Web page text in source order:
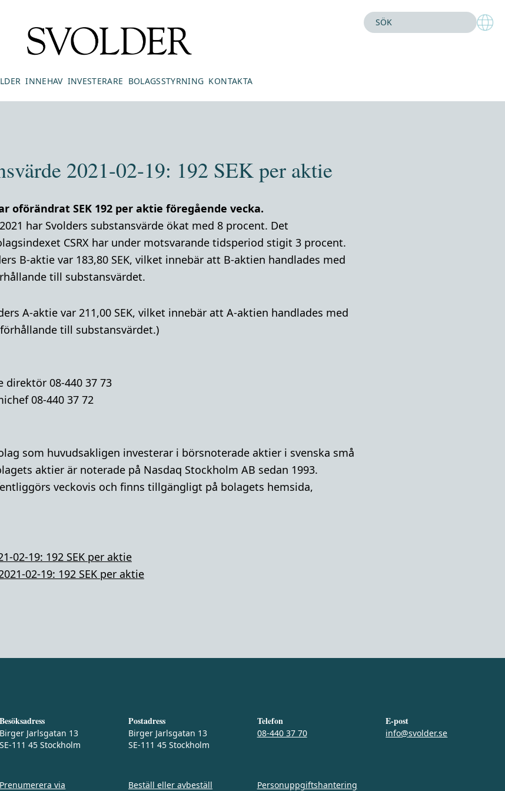
INNEHAV INVESTERARE BOLAGSSTYRNING KONTAKTA
2021-02-19: 192 SEK per aktie
oförändrat SEK 192 per aktie föregående vecka.
har Svolders substansvärde ökat med 8 procent. Det
CSRX har under motsvarande tidsperiod stigit 3 procent.
B-aktie var 183,80 SEK, vilket innebär att B-aktien handlades med
till substansvärdet.
A-aktie var 211,00 SEK, vilket innebär att A-aktien handlades med
till substansvärdet.)
direktör 08-440 37 73
08-440 37 72
som huvudsakligen investerar i börsnoterade aktier i svenska små
aktier är noterade på Nasdaq Stockholm AB sedan 1993.
veckovis och finns tillgängligt på bolagets hemsida,
02-19: 192 SEK per aktie
02-19: 192 SEK per aktie
Besöksadress
Birger Jarlsgatan 13
SE-111 45 Stockholm
Postadress
Birger Jarlsgatan 13
SE-111 45 Stockholm
Telefon
08-440 37 70
E-post
info@svolder.se
Prenumerera via Beställ eller avbeställ Personuppgiftshantering